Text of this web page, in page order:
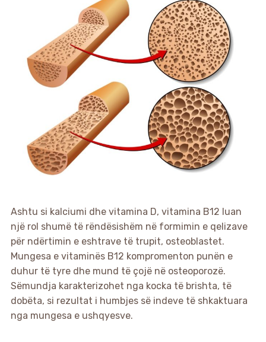
Ashtu si kalciumi dhe vitamina D, vitamina B12 luan
një rol shumë të rëndësishëm në formimin e qelizave
për ndërtimin e eshtrave të trupit, osteoblastet.
Mungesa e vitaminës B12 kompromenton punën e
duhur të tyre dhe mund të çojë në osteoporozë.
Sëmundja karakterizohet nga kocka të brishta, të
dobëta, si rezultat i humbjes së indeve të shkaktuara
nga mungesa e ushqyesve.